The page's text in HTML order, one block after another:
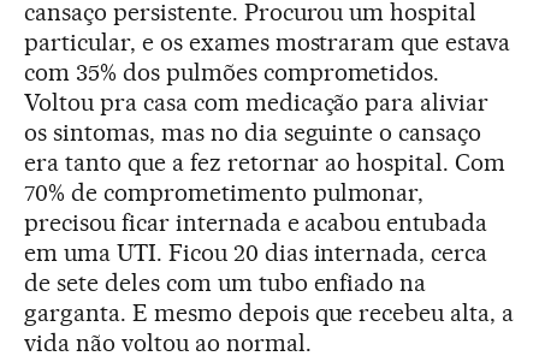
cansaço persistente. Procurou um hospital
particular, e os exames mostraram que estava
com 35% dos pulmões comprometidos.
Voltou pra casa com medicação para aliviar
os sintomas, mas no dia seguinte o cansaço
era tanto que a fez retornar ao hospital. Com
70% de comprometimento pulmonar,
precisou ficar internada e acabou entubada
em uma UTI. Ficou 20 dias internada, cerca
de sete deles com um tubo enfiado na
garganta. E mesmo depois que recebeu alta, a
vida não voltou ao normal.